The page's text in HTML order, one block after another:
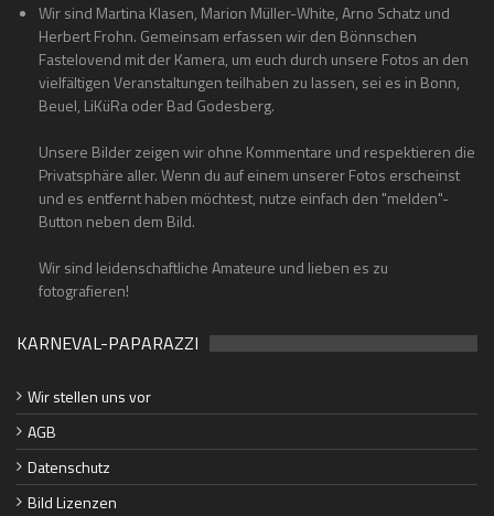
Wir sind Martina Klasen, Marion Müller-White, Arno Schatz und
Herbert Frohn. Gemeinsam erfassen wir den Bönnschen
Fastelovend mit der Kamera, um euch durch unsere Fotos an den
vielfältigen Veranstaltungen teilhaben zu lassen, sei es in Bonn,
Beuel, LiKüRa oder Bad Godesberg.
Unsere Bilder zeigen wir ohne Kommentare und respektieren die
Privatsphäre aller. Wenn du auf einem unserer Fotos erscheinst
und es entfernt haben möchtest, nutze einfach den "melden"-
Button neben dem Bild.
Wir sind leidenschaftliche Amateure und lieben es zu
fotografieren!
KARNEVAL-PAPARAZZI
Wir stellen uns vor
AGB
Datenschutz
Bild Lizenzen